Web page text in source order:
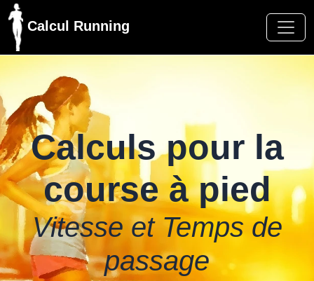
Calcul Running
Calculs pour la
course à pied
Vitesse et Temps de
passage